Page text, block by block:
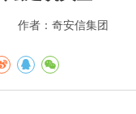
作者：奇安信集团